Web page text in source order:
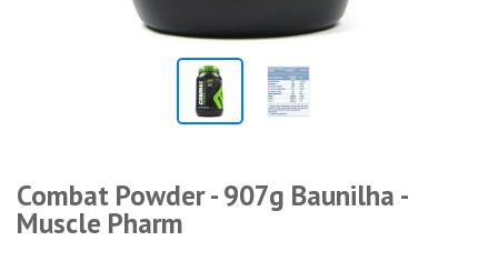
Combat Powder - 907g Baunilha -
Muscle Pharm